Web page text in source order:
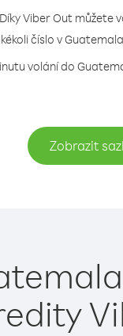
Díky Viber Out můžete
číslo v
volání do
Zobrazit